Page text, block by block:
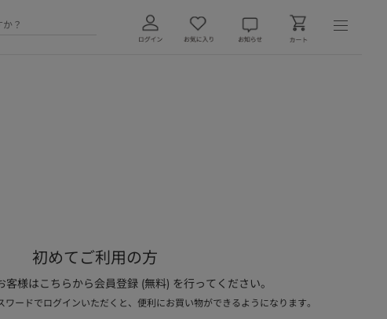
初めてご利用の方
様はこちらから会員登録 (無料) を行ってください。
ードでログインいただくと、便利にお買い物ができるようになります。